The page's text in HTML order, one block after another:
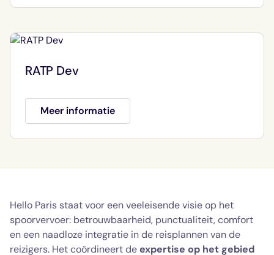
RATP Dev
Meer informatie
Hello Paris staat voor een veeleisende visie op het
spoorvervoer: betrouwbaarheid, punctualiteit, comfort
en een naadloze integratie in de reisplannen van de
reizigers. Het coördineert deexpertise op het gebied